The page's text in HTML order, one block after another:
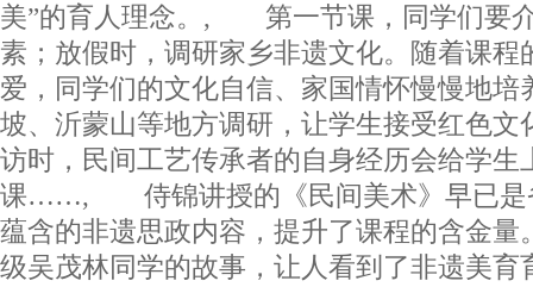
美”的育人理念。, 第一节课，同学们要
素；放假时，调研家乡非遗文化。随着课程
爱，同学们的文化自信、家国情怀慢慢
坡、沂蒙山等地方调研，让学生接受红色文
访时，民间工艺传承者的自身经历会给学生
课……, 侍锦讲授的《民间美术》早已是
蕴含的非遗思政内容，提升了课程的含金
级吴茂林同学的故事，让人看到了非遗